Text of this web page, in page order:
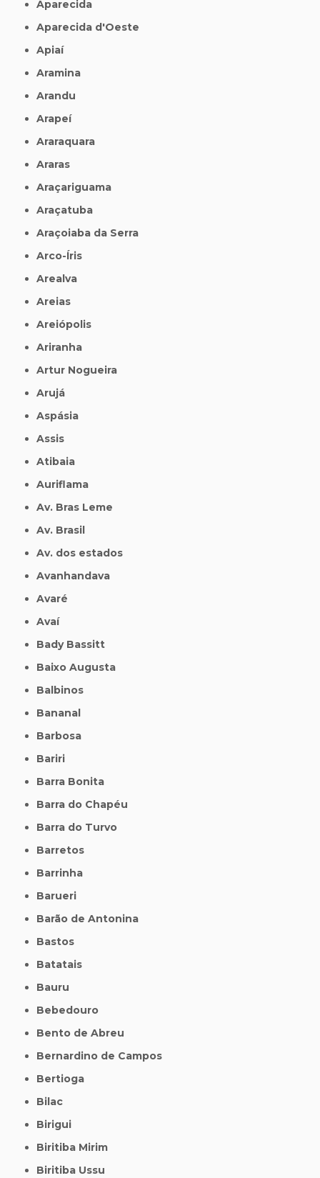
Aparecida
Aparecida d'Oeste
Apiaí
Aramina
Arandu
Arapeí
Araraquara
Araras
Araçariguama
Araçatuba
Araçoiaba da Serra
Arco-Íris
Arealva
Areias
Areiópolis
Ariranha
Artur Nogueira
Arujá
Aspásia
Assis
Atibaia
Auriflama
Av. Bras Leme
Av. Brasil
Av. dos estados
Avanhandava
Avaré
Avaí
Bady Bassitt
Baixo Augusta
Balbinos
Bananal
Barbosa
Bariri
Barra Bonita
Barra do Chapéu
Barra do Turvo
Barretos
Barrinha
Barueri
Barão de Antonina
Bastos
Batatais
Bauru
Bebedouro
Bento de Abreu
Bernardino de Campos
Bertioga
Bilac
Birigui
Biritiba Mirim
Biritiba Ussu